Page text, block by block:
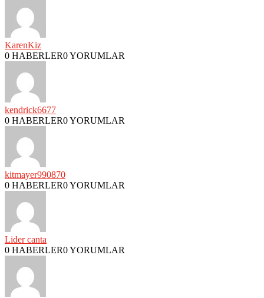
KarenKiz
0 HABERLER0 YORUMLAR
kendrick6677
0 HABERLER0 YORUMLAR
kitmayer990870
0 HABERLER0 YORUMLAR
Lider canta
0 HABERLER0 YORUMLAR